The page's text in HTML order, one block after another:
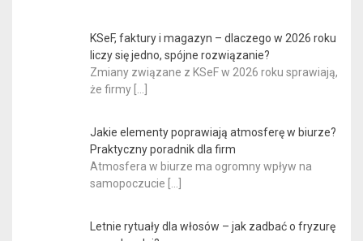
KSeF, faktury i magazyn – dlaczego w 2026 roku
liczy się jedno, spójne rozwiązanie?
Zmiany związane z KSeF w 2026 roku sprawiają,
że firmy […]
Jakie elementy poprawiają atmosferę w biurze?
Praktyczny poradnik dla firm
Atmosfera w biurze ma ogromny wpływ na
samopoczucie
Letnie rytuały dla włosów – jak zadbać o fryzurę